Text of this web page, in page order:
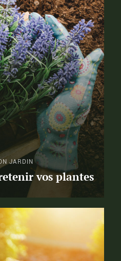
JARDIN
vos plantes